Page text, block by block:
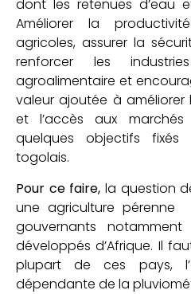
dont les retenues d’eau
Améliorer la
agricoles, assurer la
renforcer les
agroalimentaire et
valeur ajoutée à améliorer
et l’accès aux
quelques objectifs
togolais.
Pour ce faire, la question
une agriculture
gouvernants
développés d’Afrique. Il
plupart de ces pays,
dépendante de la